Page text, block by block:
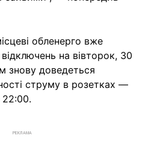
обленерго вже
на вівторок, 30
знову доведеться
струму в розетках —
РЕКЛАМА